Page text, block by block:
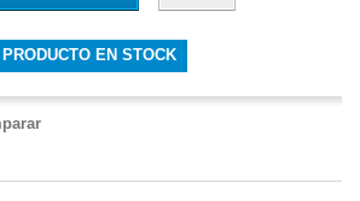
PRODUCTO EN STOCK